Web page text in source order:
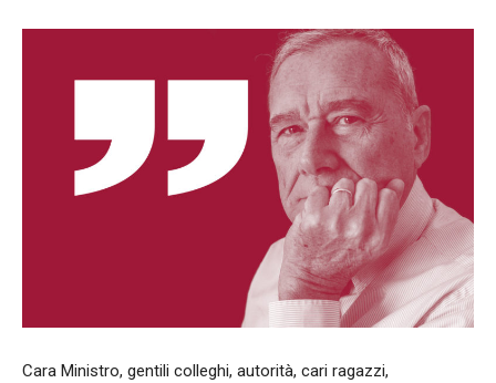
Cara Ministro, gentili colleghi, autorità, cari ragazzi,